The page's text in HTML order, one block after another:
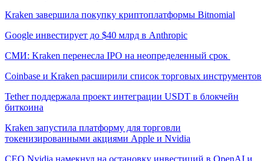
Kraken завершила покупку криптоплатформы Bitnomial
Google инвестирует до $40 млрд в Anthropic
СМИ: Kraken перенесла IPO на неопределенный срок
Coinbase и Kraken расширили список торговых инструментов
Tether поддержала проект интеграции USDT в блокчейн
биткоина
Kraken запустила платформу для торговли
токенизированными акциями Apple и Nvidia
CEO Nvidia намекнул на остановку инвестиций в OpenAI и